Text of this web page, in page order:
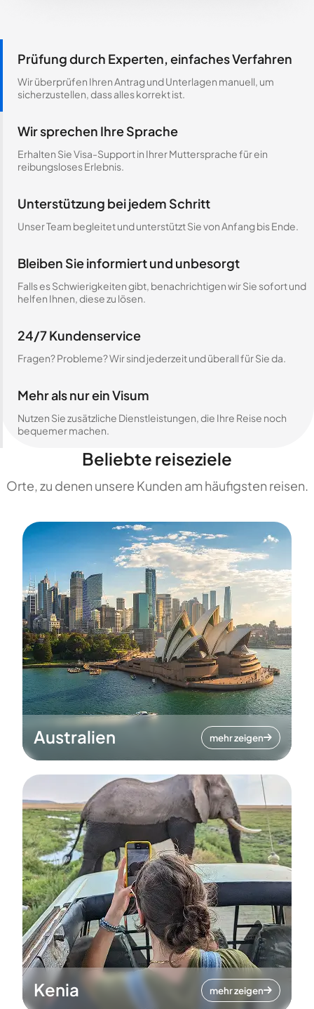
Prüfung durch Experten, einfaches Verfahren
Wir überprüfen Ihren Antrag und Unterlagen manuell, um
sicherzustellen, dass alles korrekt ist.
Wir sprechen Ihre Sprache
Erhalten Sie Visa-Support in Ihrer Muttersprache für ein
reibungsloses Erlebnis.
Unterstützung bei jedem Schritt
Unser Team begleitet und unterstützt Sie von Anfang bis Ende.
Bleiben Sie informiert und unbesorgt
Falls es Schwierigkeiten gibt, benachrichtigen wir Sie sofort und
helfen Ihnen, diese zu lösen.
24/7 Kundenservice
Fragen? Probleme? Wir sind jederzeit und überall für Sie da.
Mehr als nur ein Visum
Nutzen Sie zusätzliche Dienstleistungen, die Ihre Reise noch
bequemer machen.
Beliebte reiseziele
Orte, zu denen unsere Kunden am häufigsten reisen.
Australien mehr zeigen
Kenia mehr zeigen